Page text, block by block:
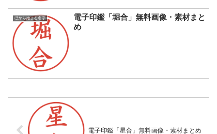
ほから始まる名字
電子印鑑「堀合」無料画像・素材まと
め
電子印鑑「星合」無料画像・素材まとめ